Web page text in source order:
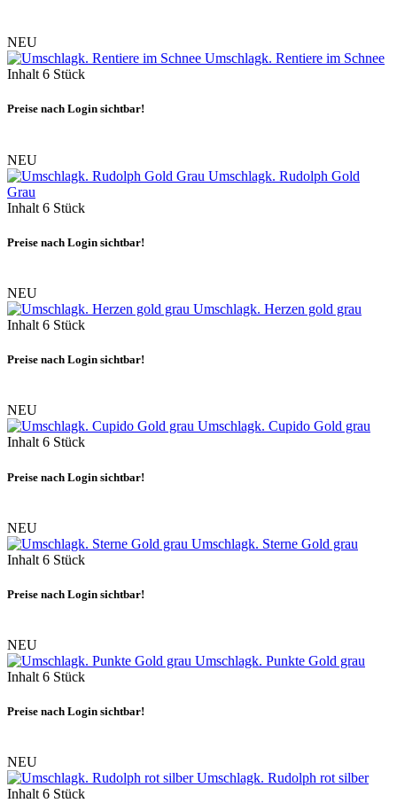
NEU
Umschlagk. Rentiere im Schnee
Inhalt 6 Stück
Preise nach Login sichtbar!
NEU
Umschlagk. Rudolph Gold
Grau
Inhalt 6 Stück
Preise nach Login sichtbar!
NEU
Umschlagk. Herzen gold grau
Inhalt 6 Stück
Preise nach Login sichtbar!
NEU
Umschlagk. Cupido Gold grau
Inhalt 6 Stück
Preise nach Login sichtbar!
NEU
Umschlagk. Sterne Gold grau
Inhalt 6 Stück
Preise nach Login sichtbar!
NEU
Umschlagk. Punkte Gold grau
Inhalt 6 Stück
Preise nach Login sichtbar!
NEU
Umschlagk. Rudolph rot silber
Inhalt 6 Stück